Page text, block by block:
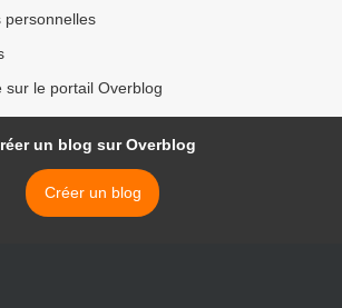
personnelles
sur le portail Overblog
un blog sur Overblog
Créer un blog